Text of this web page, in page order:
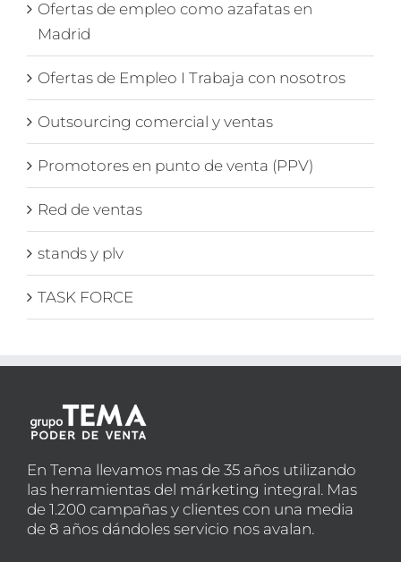
Ofertas de empleo como azafatas en
Madrid
Ofertas de Empleo I Trabaja con nosotros
Outsourcing comercial y ventas
Promotores en punto de venta (PPV)
Red de ventas
stands y plv
TASK FORCE
En Tema llevamos mas de 35 años utilizando
las herramientas del márketing integral. Mas
de 1.200 campañas y clientes con una media
de 8 años dándoles servicio nos avalan.